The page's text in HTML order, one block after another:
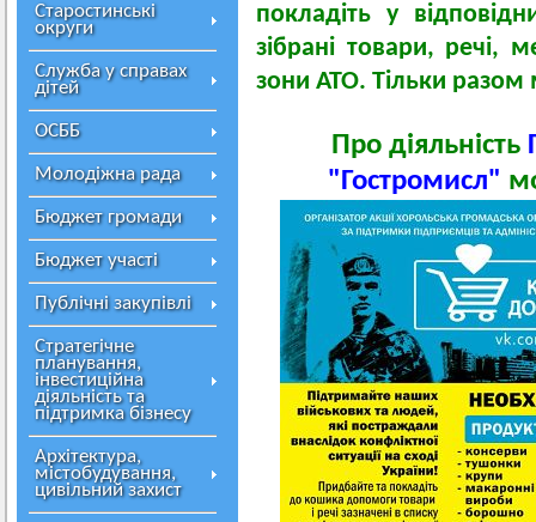
Старостинські
округи
Служба у справах
дітей
ОСББ
Молодіжна рада
Бюджет громади
Бюджет участі
Публічні закупівлі
Стратегічне
планування,
інвестиційна
діяльність та
підтримка бізнесу
Архітектура,
містобудування,
цивільний захист
покладіть у
зібрані товари, речі,
зони АТО. Тільки
Про діяльність
"Гостромисл"